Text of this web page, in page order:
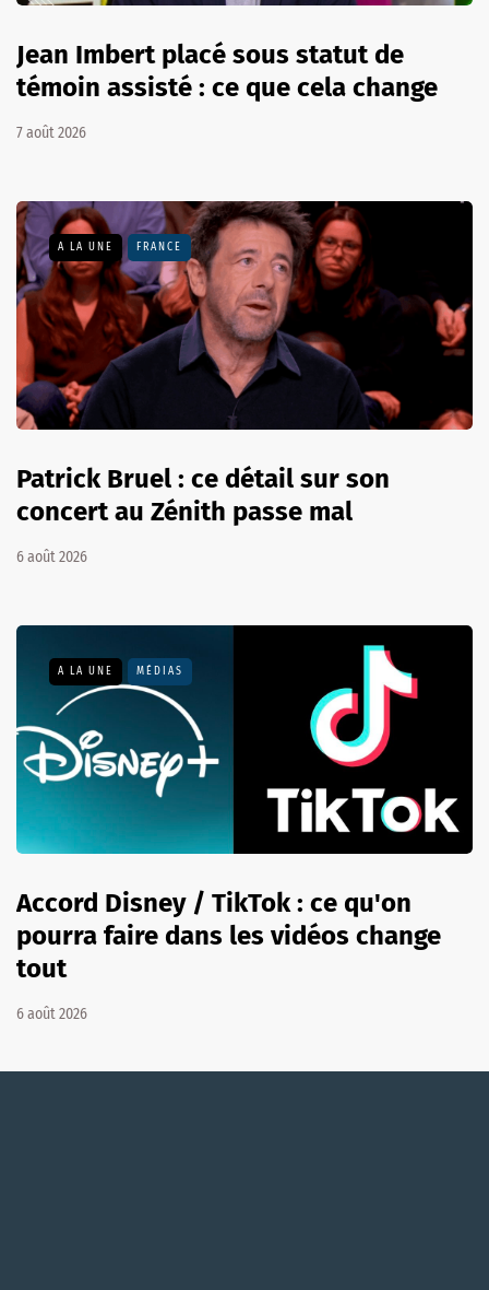
Jean Imbert placé sous statut de
témoin assisté : ce que cela change
7 août 2026
A LA UNE FRANCE
Patrick Bruel : ce détail sur son
concert au Zénith passe mal
6 août 2026
A LA UNE MÉDIAS
Accord Disney / TikTok : ce qu'on
pourra faire dans les vidéos change
tout
6 août 2026